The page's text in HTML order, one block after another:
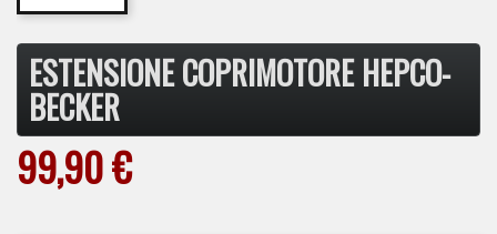
ESTENSIONE COPRIMOTORE HEPCO-
BECKER
99,90 €